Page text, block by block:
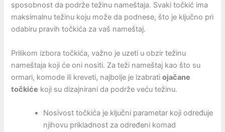
sposobnost da podrže težinu nameštaja. Svaki točkić ima
maksimalnu težinu koju može da podnese, što je ključno pri
odabiru pravih točkića za vaš nameštaj.
Prilikom izbora točkića, važno je uzeti u obzir težinu
nameštaja koji će oni nositi. Za teži nameštaj kao što su
ormari, komode ili kreveti, najbolje je izabratiojačane
točkiće koji su dizajnirani da podrže veću težinu.
Nosivost točkića je ključni parametar koji određuje
njihovu prikladnost za određeni komad